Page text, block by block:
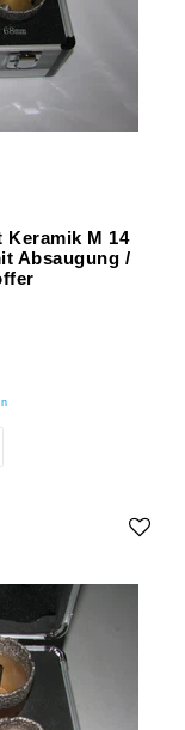
Keramik M 14
Absaugung /